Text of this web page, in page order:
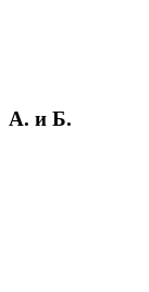
А. и Б.